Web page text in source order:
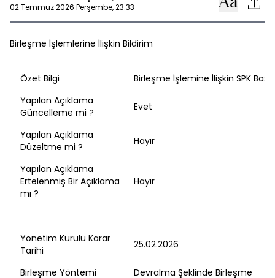
02 Temmuz 2026 Perşembe, 23:33
Birleşme İşlemlerine İlişkin Bildirim
Özet Bilgi
Birleşme İşlemine İlişkin SPK
Yapılan Açıklama
Güncelleme mi ?
Evet
Yapılan Açıklama
Düzeltme mi ?
Hayır
Yapılan Açıklama
Ertelenmiş Bir Açıklama
mı ?
Hayır
Yönetim Kurulu Karar
Tarihi
25.02.2026
Birleşme Yöntemi
Devralma Şeklinde Birleşme